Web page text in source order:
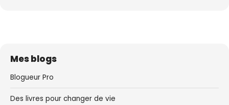
Mes blogs
Blogueur Pro
Des livres pour changer de vie